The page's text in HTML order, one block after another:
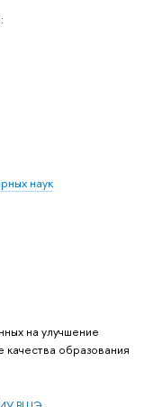
наук
на улучшение
образования